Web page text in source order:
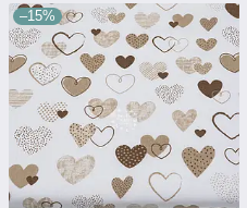
–15%